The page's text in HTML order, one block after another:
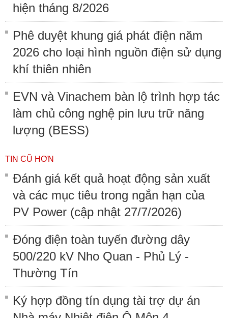
hiện tháng 8/2026
Phê duyệt khung giá phát điện năm
2026 cho loại hình nguồn điện sử dụng
khí thiên nhiên
EVN và Vinachem bàn lộ trình hợp tác
làm chủ công nghệ pin lưu trữ năng
lượng (BESS)
TIN CŨ HƠN
Đánh giá kết quả hoạt động sản xuất
và các mục tiêu trong ngắn hạn của
PV Power (cập nhật 27/7/2026)
Đóng điện toàn tuyến đường dây
500/220 kV Nho Quan - Phủ Lý -
Thường Tín
Ký hợp đồng tín dụng tài trợ dự án